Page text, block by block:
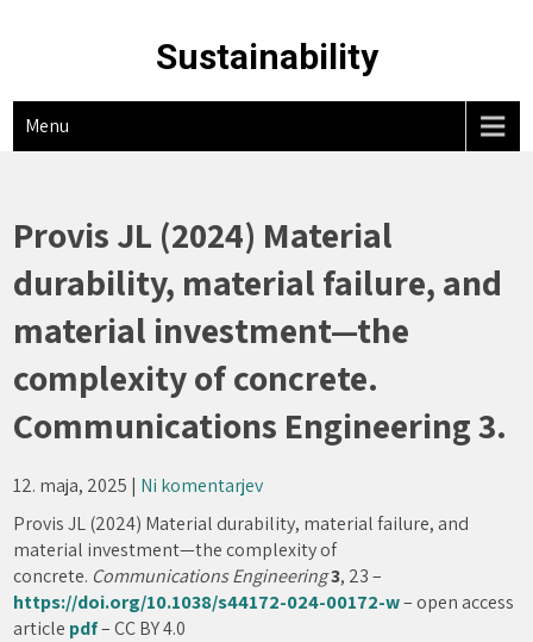
Sustainability
Menu
Provis JL (2024) Material
durability, material failure, and
material investment—the
complexity of concrete.
Communications Engineering 3.
12. maja, 2025 | Ni komentarjev
Provis JL (2024) Material durability, material failure, and
material investment—the complexity of
concrete. Communications Engineering3, 23 –
https://doi.org/10.1038/s44172-024-00172-w– open access
article pdf– CC BY 4.0